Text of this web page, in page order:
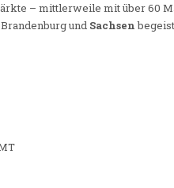
– mittlerweile mit über 60
und Sachsen